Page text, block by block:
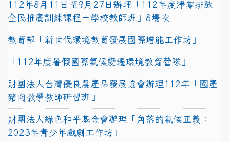
112年8月11日至9月27日辦理「112年度淨零排放
全民推廣訓練課程－學校教師班」8場次
教育部「新世代環境教育發展國際增能工作坊」
「112年度暑假國際氣候變遷環境教育營隊」
財團法人台灣優良農產品發展協會辦理112年「國產
豬肉教學教師研習班」
財團法人綠色和平基金會辦理「角落的氣候正義：
2023年青少年戲劇工作坊」